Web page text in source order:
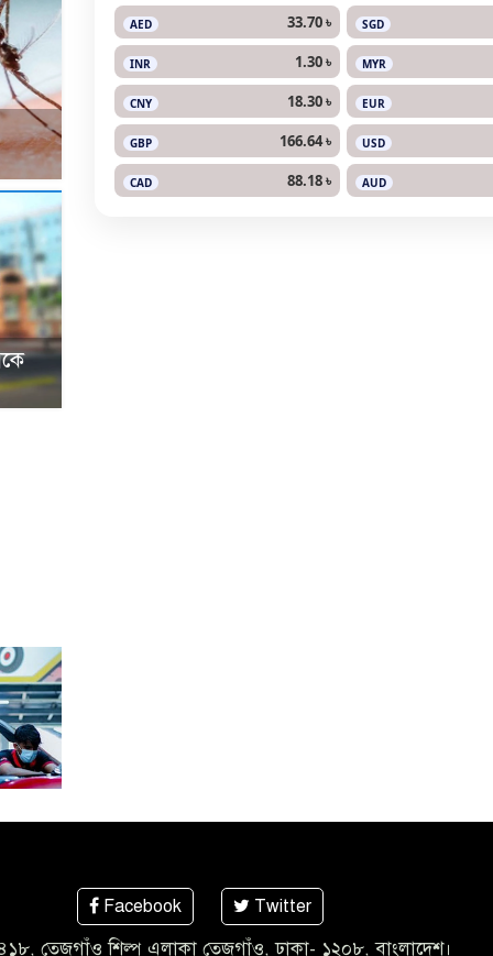
AED 33.70 ৳ SGD
INR 1.30 ৳ MYR
CNY 18.30 ৳ EUR
GBP 166.64 ৳ USD
CAD 88.18 ৳ AUD
Facebook Twitter
তেজগাঁও শিল্প এলাকা তেজগাঁও, ঢাকা- ১২০৮, বাংলাদেশ।